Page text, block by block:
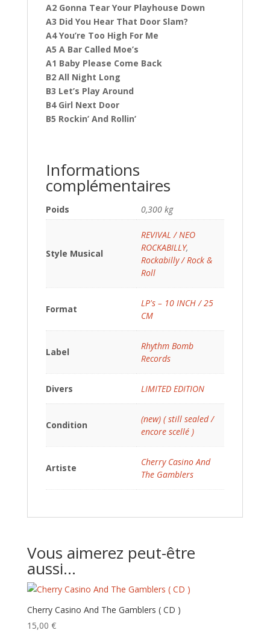
A2 Gonna Tear Your Playhouse Down
A3 Did You Hear That Door Slam?
A4 You’re Too High For Me
A5 A Bar Called Moe’s
A1 Baby Please Come Back
B2 All Night Long
B3 Let’s Play Around
B4 Girl Next Door
B5 Rockin’ And Rollin’
Informations
complémentaires
Poids 0,300 kg
Style Musical
REVIVAL / NEO
ROCKABILLY,
Rockabilly / Rock &
Roll
Format
LP's – 10 INCH / 25
CM
Label
Rhythm Bomb
Records
Divers LIMITED EDITION
Condition
(new) ( still sealed /
encore scellé )
Artiste
Cherry Casino And
The Gamblers
Vous aimerez peut-être
aussi…
Cherry Casino And The Gamblers ( CD )
15,00 €